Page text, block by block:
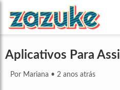
Aplicativos Para
Por Mariana • 2 anos atrás